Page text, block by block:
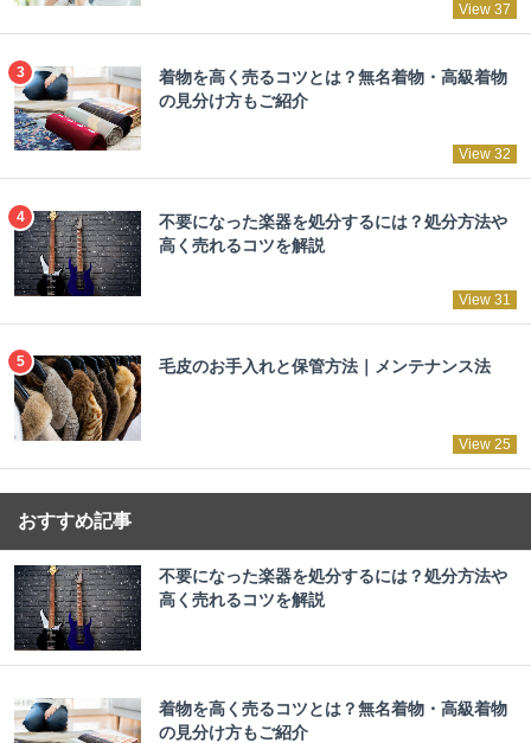
View 37
着物を高く売るコツとは？無名着物・高級着物
の見分け方もご紹介
View 32
不要になった楽器を処分するには？処分方法や
高く売れるコツを解説
View 31
毛皮のお手入れと保管方法｜メンテナンス法
View 25
おすすめ記事
不要になった楽器を処分するには？処分方法や
高く売れるコツを解説
着物を高く売るコツとは？無名着物・高級着物
の見分け方もご紹介